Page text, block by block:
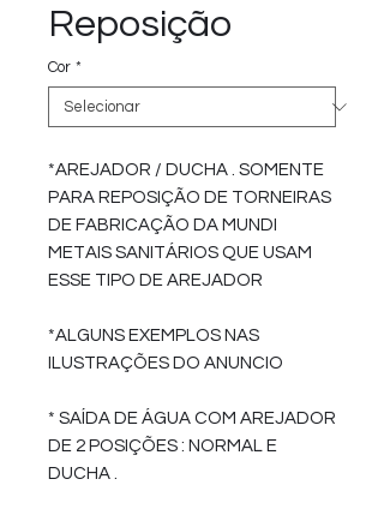
Reposição
Cor *
*AREJADOR / DUCHA . SOMENTE
PARA REPOSIÇÃO DE TORNEIRAS
DE FABRICAÇÃO DA MUNDI
METAIS SANITÁRIOS QUE USAM
ESSE TIPO DE AREJADOR
*ALGUNS EXEMPLOS NAS
ILUSTRAÇÕES DO ANUNCIO
* SAÍDA DE ÁGUA COM AREJADOR
DE 2 POSIÇÕES : NORMAL E
DUCHA .